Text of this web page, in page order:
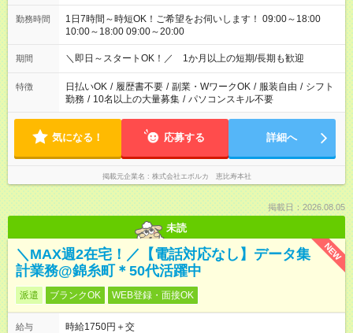
勤務時間
1日7時間～時短OK！ご希望をお伺いします！ 09:00～18:00
10:00～18:00 09:00～20:00
期間 ＼即日～スタートOK！／ 1か月以上の短期/長期も歓迎
特徴 日払いOK / 履歴書不要 / 副業・WワークOK / 服装自由 / シフト
勤務 / 10名以上の大量募集 / パソコンスキル不要
気になる！ 応募する 詳細へ
掲載元企業名 株式会社エボルカ 恵比寿本社
掲載日：2026.08.05
未読
NEW
＼MAX週2在宅！／【電話対応なし】データ集
計業務@錦糸町＊50代活躍中
派遣 ブランクOK WEB登録・面接OK
給与
時給1750円＋交